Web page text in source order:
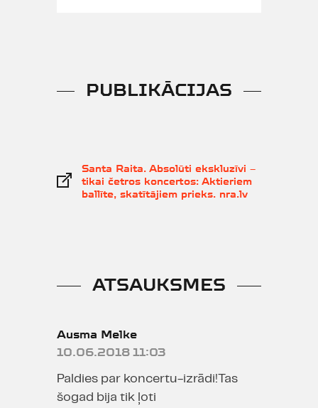
PUBLIKĀCIJAS
Santa Raita. Absolūti ekskluzīvi –
tikai četros koncertos: Aktieriem
ballīte, skatītājiem prieks. nra.lv
ATSAUKSMES
Ausma Melke
10.06.2018 11:03
Paldies par koncertu-izrādi!Tas
šogad bija tik ļoti